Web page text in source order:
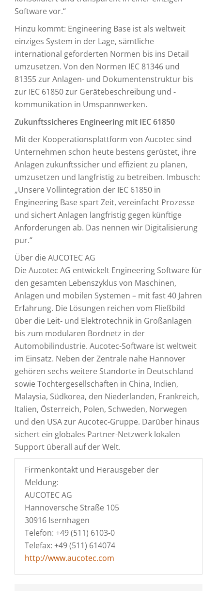
Software vor.“
Hinzu kommt: Engineering Base ist als weltweit
einziges System in der Lage, sämtliche
international geforderten Normen bis ins Detail
umzusetzen. Von den Normen IEC 81346 und
81355 zur Anlagen- und Dokumentenstruktur bis
zur IEC 61850 zur Gerätebeschreibung und -
kommunikation in Umspannwerken.
Zukunftssicheres Engineering mit IEC 61850
Mit der Kooperationsplattform von Aucotec sind
Unternehmen schon heute bestens gerüstet, ihre
Anlagen zukunftssicher und effizient zu planen,
umzusetzen und langfristig zu betreiben. Imbusch:
„Unsere Vollintegration der IEC 61850 in
Engineering Base spart Zeit, vereinfacht Prozesse
und sichert Anlagen langfristig gegen künftige
Anforderungen ab. Das nennen wir Digitalisierung
pur.“
Über die AUCOTEC AG
Die Aucotec AG entwickelt Engineering Software für
den gesamten Lebenszyklus von Maschinen,
Anlagen und mobilen Systemen – mit fast 40 Jahren
Erfahrung. Die Lösungen reichen vom Fließbild
über die Leit- und Elektrotechnik in Großanlagen
bis zum modularen Bordnetz in der
Automobilindustrie. Aucotec-Software ist weltweit
im Einsatz. Neben der Zentrale nahe Hannover
gehören sechs weitere Standorte in Deutschland
sowie Tochtergesellschaften in China, Indien,
Malaysia, Südkorea, den Niederlanden, Frankreich,
Italien, Österreich, Polen, Schweden, Norwegen
und den USA zur Aucotec-Gruppe. Darüber hinaus
sichert ein globales Partner-Netzwerk lokalen
Support überall auf der Welt.
Firmenkontakt und Herausgeber der
Meldung:
AUCOTEC AG
Hannoversche Straße 105
30916 Isernhagen
Telefon: +49 (511) 6103-0
Telefax: +49 (511) 614074
http://www.aucotec.com